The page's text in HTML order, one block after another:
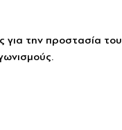
για την προστασία του